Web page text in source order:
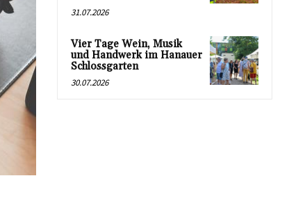
31.07.2026
Vier Tage Wein, Musik
und Handwerk im Hanauer
Schlossgarten
30.07.2026